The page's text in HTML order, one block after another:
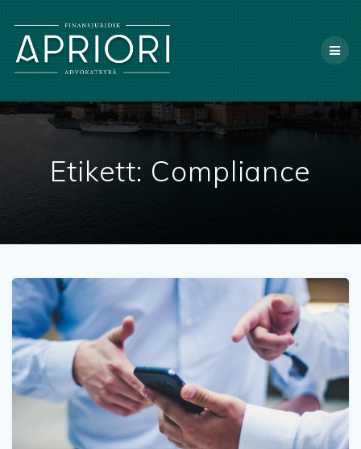
Etikett: Compliance